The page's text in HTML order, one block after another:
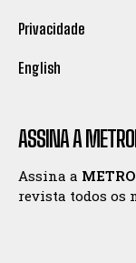
Privacidade
English
ASSINA A
Assina a
revista todos os